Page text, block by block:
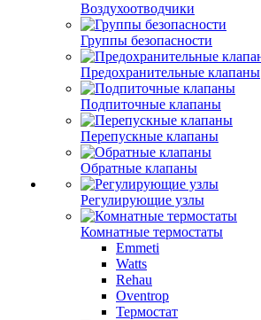
Воздухоотводчики
Группы безопасности
Предохранительные клапаны
Подпиточные клапаны
Перепускные клапаны
Обратные клапаны
Регулирующие узлы
Комнатные термостаты
Emmeti
Watts
Rehau
Oventrop
Термостат